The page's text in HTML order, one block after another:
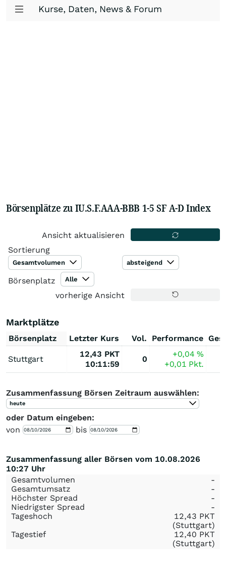
Kurse, Daten, News & Forum
Börsenplätze zu IU.S.F.AAA-BBB 1-5 SF A-D Index
Ansicht aktualisieren
Sortierung
Gesamtvolumen absteigend
Börsenplatz Alle
vorherige Ansicht
Marktplätze
Börsenplatz Letzter Kurs Vol. Performance
Stuttgart
12,43 PKT
10:11:59
0
+0,04%
+0,01 Pkt.
Zusammenfassung Börsen Zeitraum auswählen:
heute
oder Datum eingeben:
von
bis
Zusammenfassung aller Börsen vom 10.08.2026
10:27 Uhr
Gesamtvolumen
-
Gesamtumsatz
-
Höchster Spread
-
Niedrigster Spread
-
Tageshoch
12,43 PKT
(Stuttgart)
Tagestief
12,40 PKT
(Stuttgart)